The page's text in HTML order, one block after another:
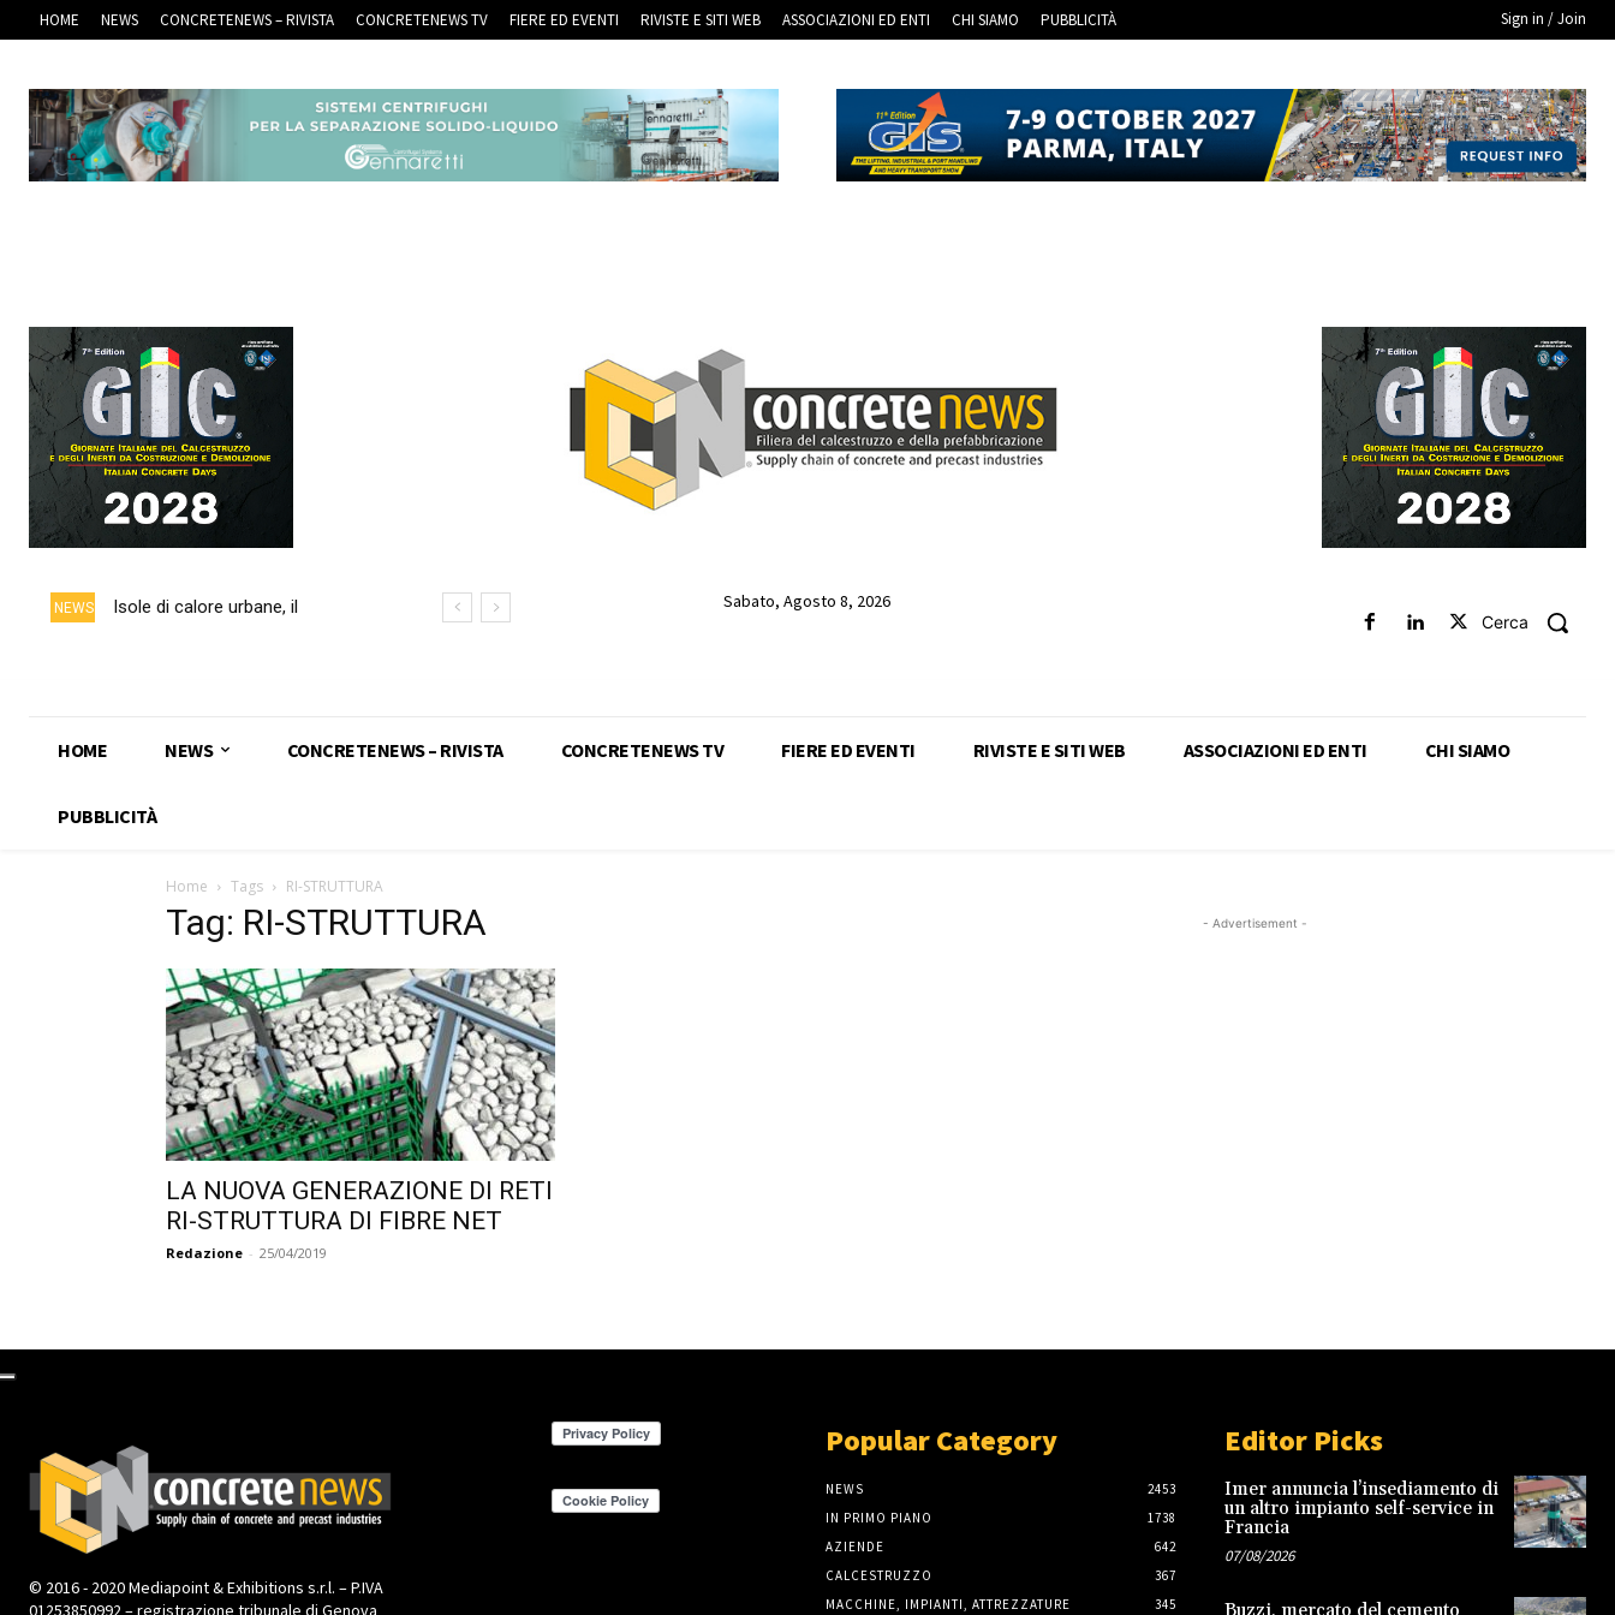
HOME NEWS CONCRETENEWS – RIVISTA CONCRETENEWS TV FIERE ED EVENTI RIVISTE E SITI WEB ASSOCIAZIONI ED ENTI CHI SIAMO PUBBLICITÀ Sign in / Join
NEWS
Isole di calore urbane, il
Sabato, Agosto 8, 2026
Cerca
HOME NEWS CONCRETENEWS – RIVISTA CONCRETENEWS TV FIERE ED EVENTI RIVISTE E SITI WEB ASSOCIAZIONI ED ENTI CHI SIAMO
PUBBLICITÀ
Home Tags RI-STRUTTURA
Tag: RI-STRUTTURA
LA NUOVA GENERAZIONE DI RETI
RI-STRUTTURA DI FIBRE NET
Redazione - 25/04/2019
- Advertisement -
© 2016 - 2020 Mediapoint & Exhibitions s.r.l. – P.IVA
01253850992 – registrazione tribunale di Genova
Popular Category
NEWS
2453
IN PRIMO PIANO
1738
AZIENDE
642
CALCESTRUZZO
367
MACCHINE, IMPIANTI, ATTREZZATURE
345
Editor Picks
Imer annuncia l’insediamento di
un altro impianto self-service in
Francia
07/08/2026
Buzzi, mercato del cemento